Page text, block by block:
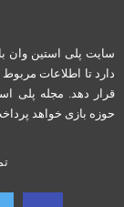
سایت پلی استین وان
دارد تا اطلاعات
قرار دهد. مجله پلی
حوزه بازی خواهد